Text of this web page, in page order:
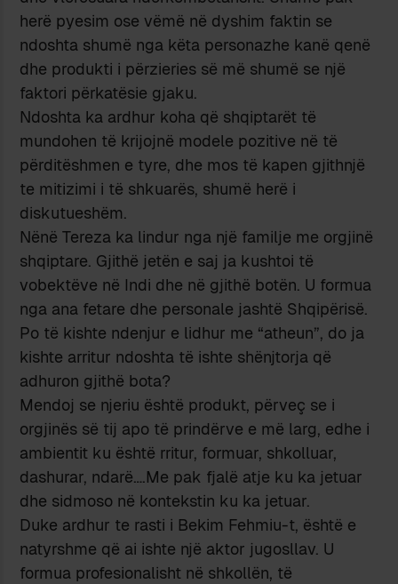
herë pyesim ose vëmë në dyshim faktin se
ndoshta shumë nga këta personazhe kanë qenë
dhe produkti i përzieries së më shumë se një
faktori përkatësie gjaku.
Ndoshta ka ardhur koha që shqiptarët të
mundohen të krijojnë modele pozitive në të
përditëshmen e tyre, dhe mos të kapen gjithnjë
te mitizimi i të shkuarës, shumë herë i
diskutueshëm.
Nënë Tereza ka lindur nga një familje me orgjinë
shqiptare. Gjithë jetën e saj ja kushtoi të
vobektëve në Indi dhe në gjithë botën. U formua
nga ana fetare dhe personale jashtë Shqipërisë.
Po të kishte ndenjur e lidhur me “atheun”, do ja
kishte arritur ndoshta të ishte shënjtorja që
adhuron gjithë bota?
Mendoj se njeriu është produkt, përveç se i
orgjinës së tij apo të prindërve e më larg, edhe i
ambientit ku është rritur, formuar, shkolluar,
dashurar, ndarë….Me pak fjalë atje ku ka jetuar
dhe sidmoso në kontekstin ku ka jetuar.
Duke ardhur te rasti i Bekim Fehmiu-t, është e
natyrshme që ai ishte një aktor jugosllav. U
formua profesionalisht në shkollën, të